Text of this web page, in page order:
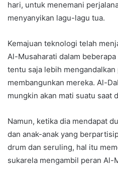
hari, untuk menemani
menyanyikan lagu-lagu tua.
Kemajuan teknologi telah
Al-Musaharati dalam
tentu saja lebih
membangunkan mereka. Al-
mungkin akan mati suatu saat
Namun, ketika dia mendapat
dan anak-anak yang
drum dan seruling, hal itu
sukarela mengambil peran Al-